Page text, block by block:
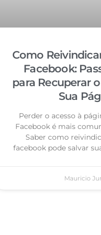
Como
Facebook:
para Recuperar
Sua
Perder o acesso à
Facebook é mais
Saber como
facebook pode salvar
Mauricio